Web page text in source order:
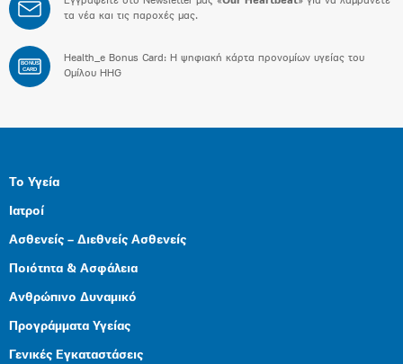
τα νέα και τις παροχές μας.
BONUS
CARD
Health_e Bonus Card: H ψηφιακή κάρτα προνομίων υγείας του
Ομίλου HHG
Το Υγεία
Ιατροί
Ασθενείς – Διεθνείς Ασθενείς
Ποιότητα & Ασφάλεια
Ανθρώπινο Δυναμικό
Προγράμματα Υγείας
Γενικές Εγκαταστάσεις